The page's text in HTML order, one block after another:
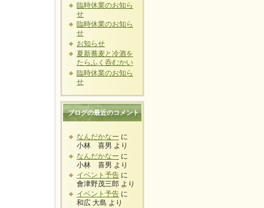
臨時休業のお知ら
せ
臨時休業のお知ら
せ
お知らせ
夏新蕎麦と冷酒を
たらふく呑むかい
臨時休業のお知ら
せ
ブログの最近のコメント
なんだかなー に
小林 喜男 より
なんだかなー に
小林 喜男 より
イベント予告 に
會津野茂三郎 より
イベント予告 に
和広 大島 より